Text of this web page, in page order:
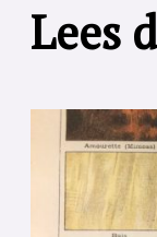
Lees